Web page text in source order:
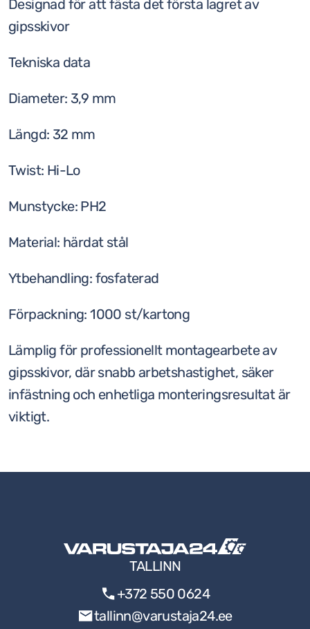
Designad för att fästa det första lagret av
gipsskivor
Tekniska data
Diameter: 3,9 mm
Längd: 32 mm
Twist: Hi-Lo
Munstycke: PH2
Material: härdat stål
Ytbehandling: fosfaterad
Förpackning: 1000 st/kartong
Lämplig för professionellt montagearbete av
gipsskivor, där snabb arbetshastighet, säker
infästning och enhetliga monteringsresultat är
viktigt.
TALLINN
+372 550 0624
tallinn@varustaja24.ee